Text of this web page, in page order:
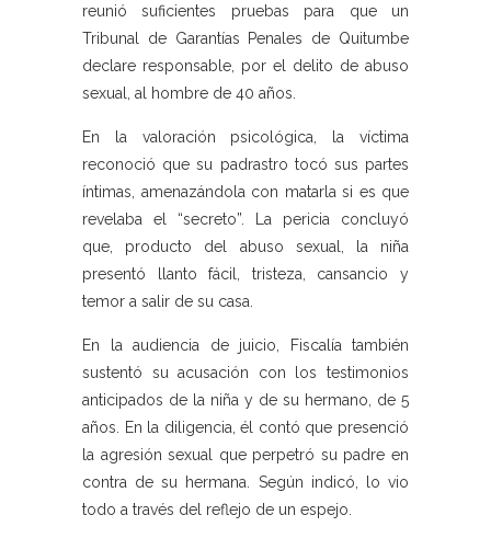
reunió suficientes pruebas para que un
Tribunal de Garantías Penales de Quitumbe
declare responsable, por el delito de abuso
sexual, al hombre de 40 años.
En la valoración psicológica, la víctima
reconoció que su padrastro tocó sus partes
íntimas, amenazándola con matarla si es que
revelaba el “secreto”. La pericia concluyó
que, producto del abuso sexual, la niña
presentó llanto fácil, tristeza, cansancio y
temor a salir de su casa.
En la audiencia de juicio, Fiscalía también
sustentó su acusación con los testimonios
anticipados de la niña y de su hermano, de 5
años. En la diligencia, él contó que presenció
la agresión sexual que perpetró su padre en
contra de su hermana. Según indicó, lo vio
todo a través del reflejo de un espejo.